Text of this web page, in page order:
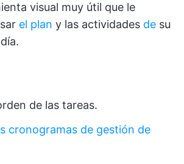
visual muy útil que le
el plan y las actividades de su
de las tareas.
cronogramas de gestión de